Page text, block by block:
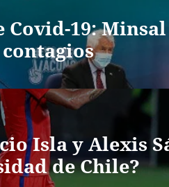
Covid-19:
Isla y Alexis
de Chile?